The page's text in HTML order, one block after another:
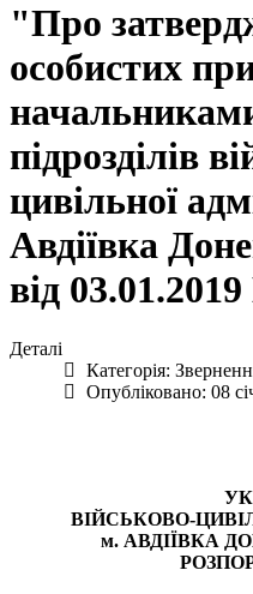
"Про
особистих
підрозділів
цивільної
Авдіївка
від
Деталі
Категорія:
Опубліковано: 08
ВІЙСЬКОВО-
м. АВДІЇВКА